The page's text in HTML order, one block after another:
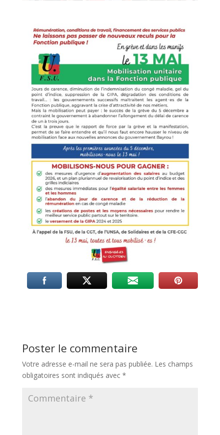
Poster le commentaire
Votre adresse e-mail ne sera pas publiée. Les champs
obligatoires sont indiqués avec *